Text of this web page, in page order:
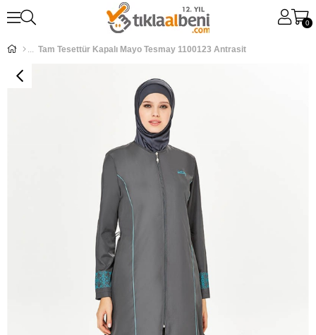
0
Tam Tesettür Kapalı Mayo Tesmay 1100123 Antrasit